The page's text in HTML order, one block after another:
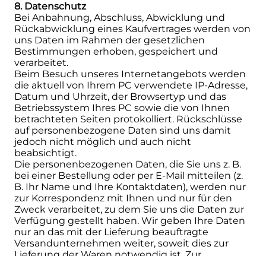
8. Datenschutz
Bei Anbahnung, Abschluss, Abwicklung und
Rückabwicklung eines Kaufvertrages werden von
uns Daten im Rahmen der gesetzlichen
Bestimmungen erhoben, gespeichert und
verarbeitet.
Beim Besuch unseres Internetangebots werden
die aktuell von Ihrem PC verwendete IP-Adresse,
Datum und Uhrzeit, der Browsertyp und das
Betriebssystem Ihres PC sowie die von Ihnen
betrachteten Seiten protokolliert. Rückschlüsse
auf personenbezogene Daten sind uns damit
jedoch nicht möglich und auch nicht
beabsichtigt.
Die personenbezogenen Daten, die Sie uns z. B.
bei einer Bestellung oder per E-Mail mitteilen (z.
B. Ihr Name und Ihre Kontaktdaten), werden nur
zur Korrespondenz mit Ihnen und nur für den
Zweck verarbeitet, zu dem Sie uns die Daten zur
Verfügung gestellt haben. Wir geben Ihre Daten
nur an das mit der Lieferung beauftragte
Versandunternehmen weiter, soweit dies zur